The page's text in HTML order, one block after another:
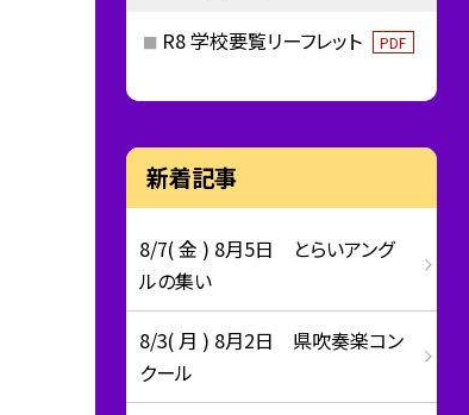
R8 学校要覧リーフレット PDF
新着記事
8/7( 金 ) 8月5日 とらいアング
ルの集い
8/3( 月 ) 8月2日 県吹奏楽コン
クール